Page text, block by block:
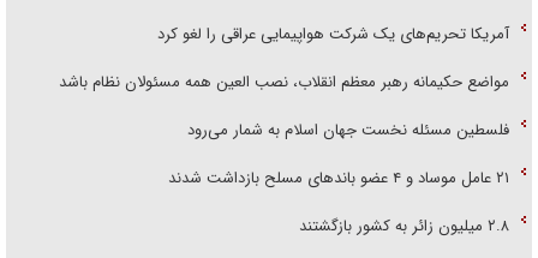
آمریکا تحریم‌های یک شرکت هواپیمایی عراقی را لغو کرد
مواضع حکیمانه رهبر معظم انقلاب، نصب العین همه مسئولان نظام باشد
فلسطین مسئله نخست جهان اسلام به شمار می‌رود
۲۱ عامل موساد و ۴ عضو باند‌های مسلح بازداشت شدند
۲.۸ میلیون زائر به کشور بازگشتند